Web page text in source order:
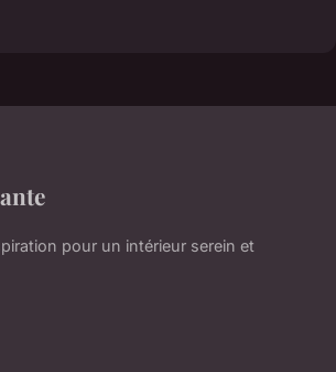
pour un intérieur serein et